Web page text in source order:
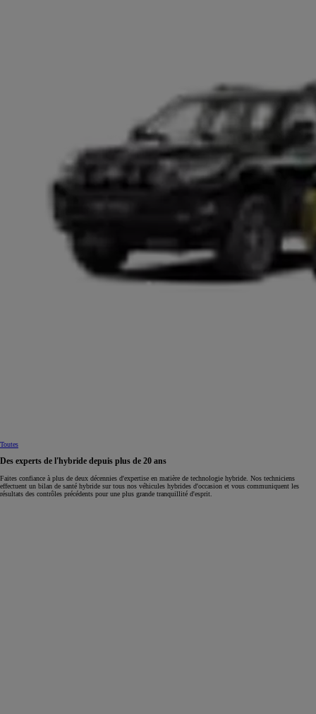
Toutes
Des experts de l'hybride depuis plus de 20 ans
Faites confiance à plus de deux décennies d'expertise en matière de technologie hybride. Nos techniciens
effectuent un bilan de santé hybride sur tous nos véhicules hybrides d'occasion et vous communiquent les
résultats des contrôles précédents pour une plus grande tranquillité d'esprit.